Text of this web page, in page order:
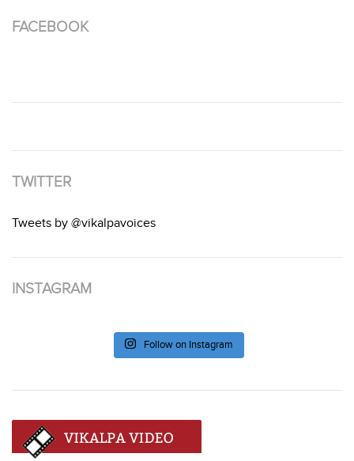
FACEBOOK
TWITTER
Tweets by @vikalpavoices
INSTAGRAM
Follow on Instagram